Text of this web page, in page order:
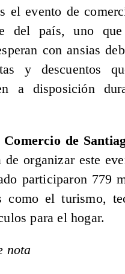
el evento de
del país, uno que
con ansias
y descuentos
a disposición
de
de organizar este
participaron 779
como el turismo,
para el hogar.
nota